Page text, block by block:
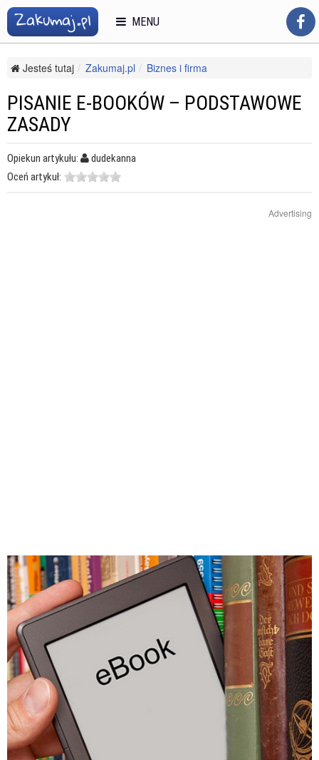
Jesteś tutaj Zakumaj.pl
Biznes i firma
Pisanie e-booków – podstawowe zasady
PISANIE E-BOOKÓW – PODSTAWOWE
ZASADY
Opiekun artykułu:
dudekanna
Oceń artykuł:
Advertising
MENU